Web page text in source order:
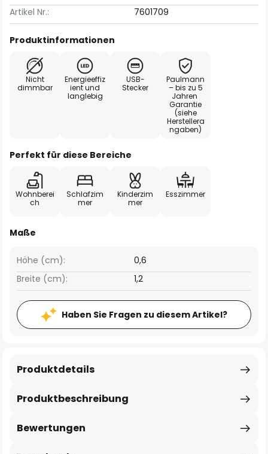
Artikel Nr.:
7601709
Produktinformationen
Nicht
dimmbar
Energieeffiz
ient und
langlebig
USB-
Stecker
Paulmann
– bis zu 5
Jahren
Garantie
(siehe
Herstellera
ngaben)
Perfekt für diese Bereiche
Wohnberei
ch
Schlafzim
mer
Kinderzim
mer
Esszimmer
Maße
Breite (cm): 1,2
Höhe (cm): 0,6
Haben Sie Fragen zu diesem Artikel?
Produktbeschreibung
Produktdetails
Bewertungen